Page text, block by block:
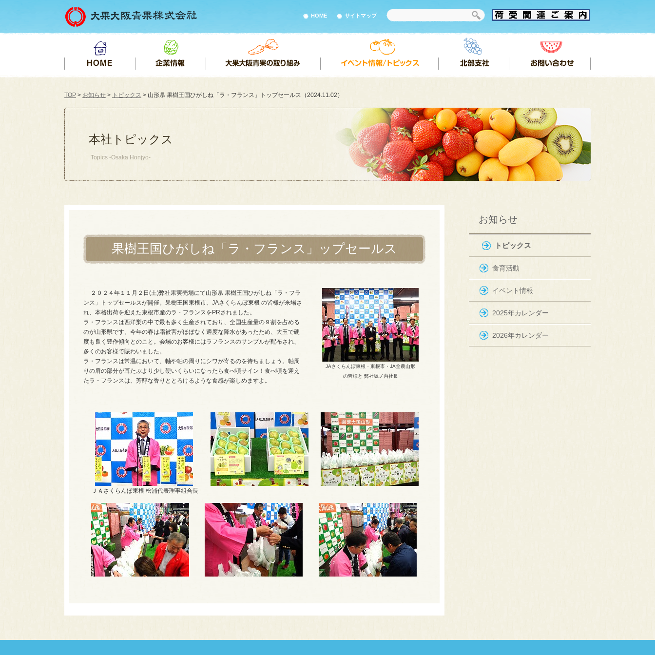
HOME サイトマップ
TOP > お知らせ > トピックス > 山形県 果樹王国ひがしね「ラ・フランス」トップセールス（2024.11.02）
本社トピックス
Topics -Osaka Honjyo-
果樹王国ひがしね「ラ・フランス」ップセールス
２０２４年１１月２日(土)弊社果実売場にて山形県 果樹王国ひがしね「ラ・フラ
ンス」トップセールスが開催。果樹王国東根市、JAさくらんぼ東根 の皆様が来場さ
れ、本格出荷を迎えた東根市産のラ・フランスをPRされました。
ラ・フランスは西洋梨の中で最も多く生産されており、全国生産量の９割を占める
のが山形県です。今年の春は霜被害がほぼなく適度な降水があったため、大玉で硬
度も良く豊作傾向とのこと。会場のお客様にはラフランスのサンプルが配布され、
多くのお客様で賑わいました。
ラ・フランスは常温において、軸や軸の周りにシワが寄るのを待ちましょう。軸周
りの肩の部分が耳たぶより少し硬いくらいになったら食べ頃サイン！食べ頃を迎え
たラ・フランスは、芳醇な香りととろけるような食感が楽しめますよ。
JAさくらんぼ東根・東根市・JA全農山形
の皆様と 弊社堀ノ内社長
ＪＡさくらんぼ東根 松浦代表理事組合長
お知らせ
トピックス
食育活動
イベント情報
2025年カレンダー
2026年カレンダー